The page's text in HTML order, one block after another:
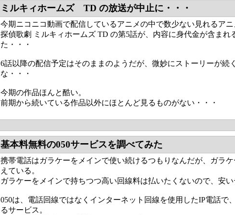
ミルキィホームズ TD の放送が中止に・・・
今期ニコニコ動画で配信しているアニメの中で数少ない見れるアニ
探偵歌劇 ミルキィホームズ TD の第5話が、内容に身代金が含ま
た・・・
6話以降の配信予定はそのままのようだが、微妙にストーリーが続
な・・・
今期の作品ほんと酷い。
前期から続いている作品以外にほとんど見るものがない・・・
基本料無料の050サービスを調べてみた
携帯電話はガラケーをメインで使い続けるつもりなんだが、ガラ
えている。
ガラケーをメインで持ちつつ高い回線料は払いたくないので、安
050は、電話回線ではなくインターネット回線を使用したIP電話
るサービス。